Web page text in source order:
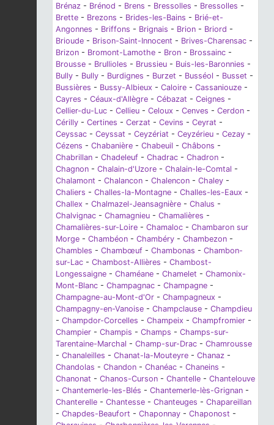
Brénaz - Brénod - Brens - Bressolles - Bressolles -
Brette - Brezons - Brides-les-Bains - Brié-et-
Angonnes - Briffons - Brignais - Brion - Briord -
Brioude - Brison-Saint-Innocent - Brives-Charensac -
Brizon - Bromont-Lamothe - Bron - Brossainc -
Brousse - Brullioles - Brussieu - Buis-les-Baronnies -
Bully - Bully - Burdignes - Burzet - Busséol - Busset -
Bussières - Bussy-Albieux - Caloire - Cassaniouze -
Cayres - Céaux-d'Allègre - Cébazat - Ceignes -
Cellier-du-Luc - Cellieu - Celoux - Cenves - Cerdon -
Cérilly - Certines - Cerzat - Cevins - Ceyrat -
Ceyssac - Ceyssat - Ceyzériat - Ceyzérieu - Cezay -
Cézens - Chabanière - Chabeuil - Châbons -
Chabrillan - Chadeleuf - Chadrac - Chadron -
Chagnon - Chalain-d'Uzore - Chalain-le-Comtal -
Chalamont - Chalancon - Chalencon - Chaley -
Chaliers - Challes-la-Montagne - Challes-les-Eaux -
Challex - Chalmazel-Jeansagnière - Chalus -
Chalvignac - Chamagnieu - Chamalières -
Chamalières-sur-Loire - Chamaloc - Chambaron sur
Morge - Chambéon - Chambéry - Chambezon -
Chambles - Chambœuf - Chambonas - Chambon-
sur-Lac - Chambost-Allières - Chambost-
Longessaigne - Chaméane - Chamelet - Chamonix-
Mont-Blanc - Champagnac - Champagne -
Champagne-au-Mont-d'Or - Champagneux -
Champagny-en-Vanoise - Champclause - Champdieu
- Champdor-Corcelles - Champeix - Champfromier -
Champier - Champis - Champs - Champs-sur-
Tarentaine-Marchal - Champ-sur-Drac - Chamrousse
- Chanaleilles - Chanat-la-Mouteyre - Chanaz -
Chandolas - Chandon - Chanéac - Chaneins -
Chanonat - Chanos-Curson - Chantelle - Chantelouve
- Chantemerle-les-Blés - Chantemerle-lès-Grignan -
Chanterelle - Chantesse - Chanteuges - Chapareillan
- Chapdes-Beaufort - Chaponnay - Chaponost -